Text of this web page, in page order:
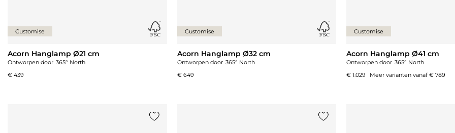
Customise
Acorn Hanglamp Ø21 cm
Ontworpen door 365° North
€ 439
Customise
Acorn Hanglamp Ø32 cm
Ontworpen door 365° North
€ 649
Customise
Acorn Hanglamp Ø41 cm
Ontworpen door 365° North
€ 1.029
Meer varianten vanaf€ 789